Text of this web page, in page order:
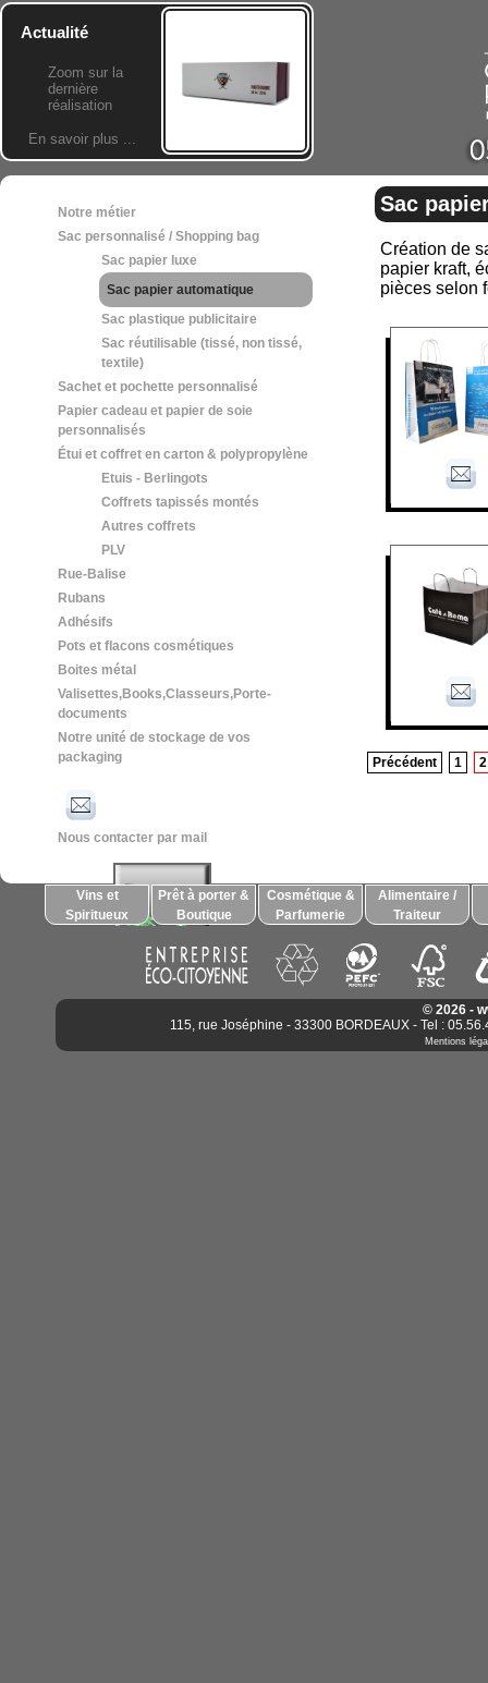
Actualité
Zoom sur la
dernière
réalisation
En savoir plus ...
Notre métier
Sac personnalisé / Shopping bag
Sac papier luxe
Sac papier automatique
Sac plastique publicitaire
Sac réutilisable (tissé, non tissé,
textile)
Sachet et pochette personnalisé
Papier cadeau et papier de soie
personnalisés
Étui et coffret en carton & polypropylène
Etuis - Berlingots
Coffrets tapissés montés
Autres coffrets
PLV
Rue-Balise
Rubans
Adhésifs
Pots et flacons cosmétiques
Boites métal
Valisettes,Books,Classeurs,Porte-
documents
Notre unité de stockage de vos
packaging
Nous contacter par mail
Sac
Création de
papier kraft,
pièces selon
Précédent 1 2
Vins et
Spiritueux
Prêt à porter &
Boutique
Cosmétique &
Parfumerie
Alimentaire /
Traiteur
© 2026 -
115, rue Joséphine - 33300 BORDEAUX - Tel :
Mentions